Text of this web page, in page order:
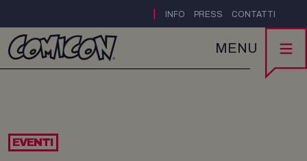
INFO PRESS CONTATTI
MENU
EVENTI